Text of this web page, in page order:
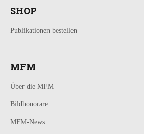
SHOP
Publikationen bestellen
MFM
Über die MFM
Bildhonorare
MFM-News